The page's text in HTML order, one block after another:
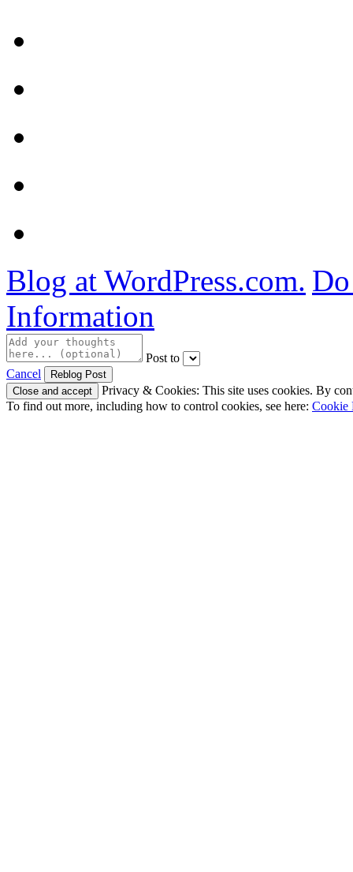
Blog at WordPress.com.
Information
Post to
Cancel
Privacy & Cookies: This site uses cookies. By
To find out more, including how to control cookies, see here: Cookie